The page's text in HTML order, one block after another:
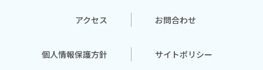
アクセス お問合わせ
個人情報保護方針 サイトポリシー